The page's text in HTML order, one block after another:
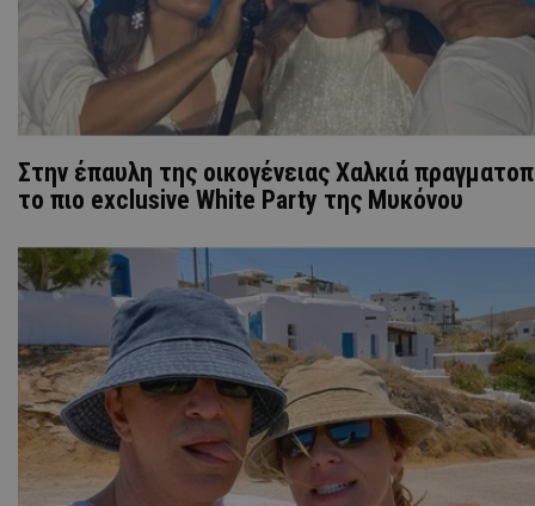
Στην έπαυλη της οικογένειας Χαλκιά
το πιο exclusive White Party της Μυκόνου